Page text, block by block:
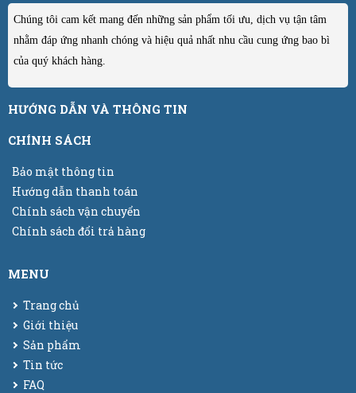
Chúng tôi cam kết mang đến những sản phẩm tối ưu, dịch vụ tận tâm
nhằm đáp ứng nhanh chóng và hiệu quả nhất nhu cầu cung ứng bao bì
của quý khách hàng.
HƯỚNG DẪN VÀ THÔNG TIN
CHÍNH SÁCH
Bảo mật thông tin
Hướng dẫn thanh toán
Chính sách vận chuyển
Chính sách đổi trả hàng
MENU
Trang chủ
Giới thiệu
Sản phẩm
Tin tức
FAQ